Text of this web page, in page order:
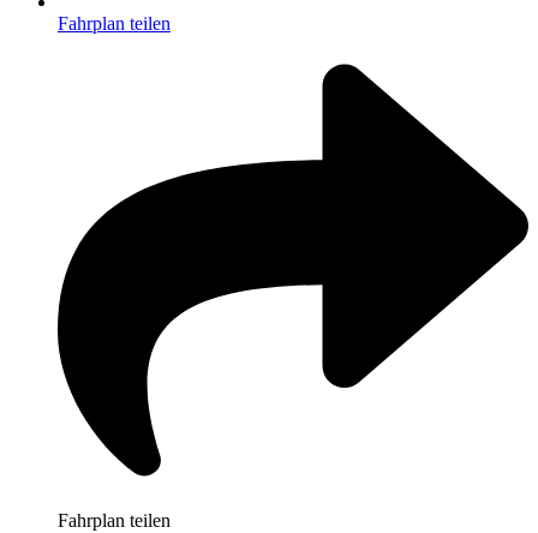
Fahrplan teilen
Fahrplan teilen